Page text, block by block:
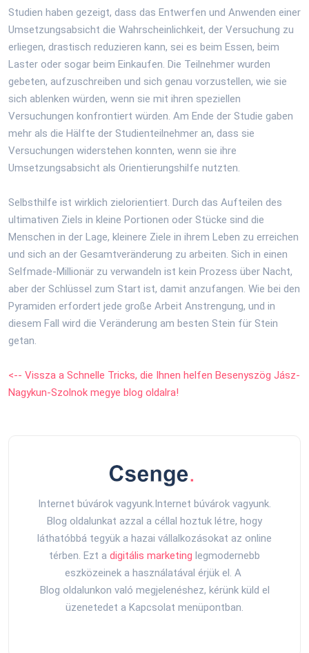
Studien haben gezeigt, dass das Entwerfen und Anwenden einer
Umsetzungsabsicht die Wahrscheinlichkeit, der Versuchung zu
erliegen, drastisch reduzieren kann, sei es beim Essen, beim
Laster oder sogar beim Einkaufen. Die Teilnehmer wurden
gebeten, aufzuschreiben und sich genau vorzustellen, wie sie
sich ablenken würden, wenn sie mit ihren speziellen
Versuchungen konfrontiert würden. Am Ende der Studie gaben
mehr als die Hälfte der Studienteilnehmer an, dass sie
Versuchungen widerstehen konnten, wenn sie ihre
Umsetzungsabsicht als Orientierungshilfe nutzten.
Selbsthilfe ist wirklich zielorientiert. Durch das Aufteilen des
ultimativen Ziels in kleine Portionen oder Stücke sind die
Menschen in der Lage, kleinere Ziele in ihrem Leben zu erreichen
und sich an der Gesamtveränderung zu arbeiten. Sich in einen
Selfmade-Millionär zu verwandeln ist kein Prozess über Nacht,
aber der Schlüssel zum Start ist, damit anzufangen. Wie bei den
Pyramiden erfordert jede große Arbeit Anstrengung, und in
diesem Fall wird die Veränderung am besten Stein für Stein
getan.
<-- Vissza a Schnelle Tricks, die Ihnen helfen Besenyszög Jász-
Nagykun-Szolnok megye blog oldalra!
Internet búvárok vagyunk.Internet búvárok vagyunk.
Blog oldalunkat azzal a céllal hoztuk létre, hogy
láthatóbbá tegyük a hazai vállalkozásokat az online
térben. Ezt a digitális marketing legmodernebb
eszközeinek a használatával érjük el. A
Blog oldalunkon való megjelenéshez, kérünk küld el
üzenetedet a Kapcsolat menüpontban.